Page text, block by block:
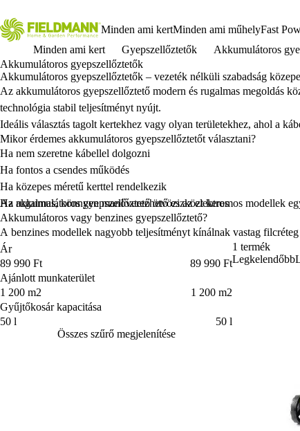
Minden ami kertMinden ami műhelyFast
Minden ami kert
Gyepszellőztetők
Akkumulátoros
Akkumulátoros gyepszellőztetők
Akkumulátoros gyepszellőztetők – vezeték nélküli szabadság
Az akkumulátoros gyepszellőztető modern és rugalmas megoldás
technológia stabil teljesítményt nyújt.
Ideális választás tagolt kertekhez vagy olyan területekhez, ahol a
Mikor érdemes akkumulátoros gyepszellőztetőt választani?
Ha nem szeretne kábellel dolgozni
Ha fontos a csendes működés
Ha közepes méretű kerttel rendelkezik
Ha rugalmas, könnyen manőverezhető eszközt keres
Az akkumulátoros gyepszellőztető ötvözi az elektromos modellek
Akkumulátoros vagy benzines gyepszellőztető?
A benzines modellek nagyobb teljesítményt kínálnak vastag
Ár
Ár
89 990 Ft
89 990 Ft
Ajánlott munkaterület
Ajánlott munkaterület
1 200 m2
1 200 m2
Gyűjtőkosár kapacitása
Gyűjtőkosár kapacitása
50 l
50 l
Összes szűrő megjelenítése
1 termék
Legkelendőbb